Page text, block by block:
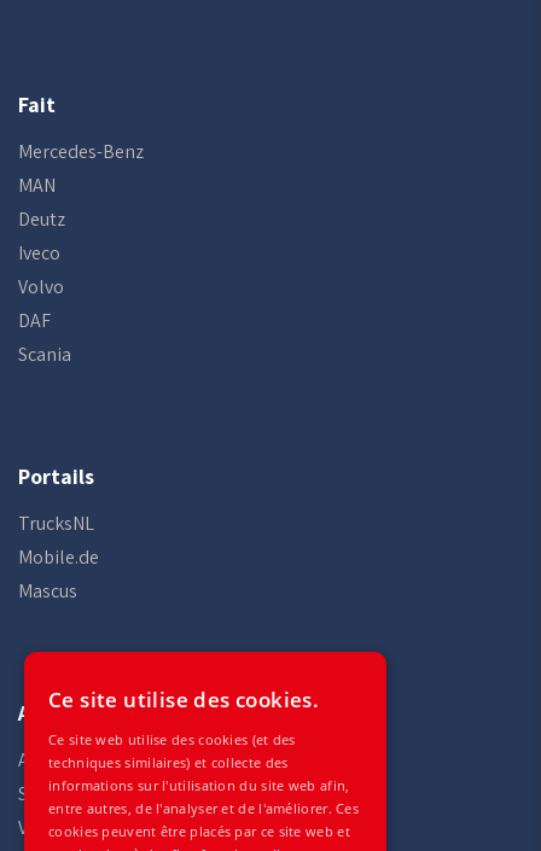
Fait
Mercedes-Benz
MAN
Deutz
Iveco
Volvo
DAF
Scania
Portails
TrucksNL
Mobile.de
Mascus
Auto Gilles
Accueil
Stock
Véhicules
Ce site utilise des cookies.
Ce site web utilise des cookies (et des
techniques similaires) et collecte des
informations sur l'utilisation du site web afin,
entre autres, de l'analyser et de l'améliorer. Ces
cookies peuvent être placés par ce site web et